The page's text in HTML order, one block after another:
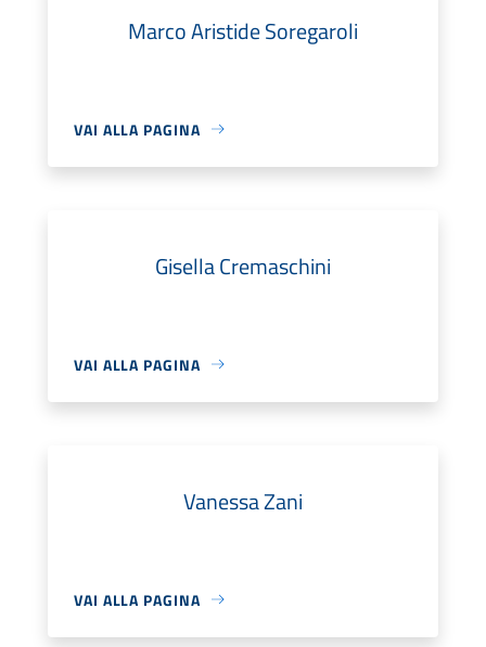
Marco Aristide Soregaroli
VAI ALLA PAGINA
Gisella Cremaschini
VAI ALLA PAGINA
Vanessa Zani
VAI ALLA PAGINA